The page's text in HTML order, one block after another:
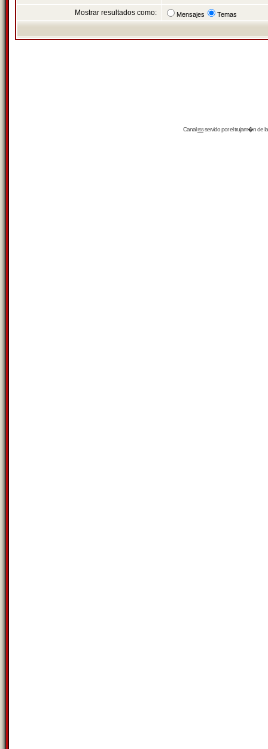
Mostrar resultados como: Mensajes Temas
Canalrssservido por eltrujam�nde